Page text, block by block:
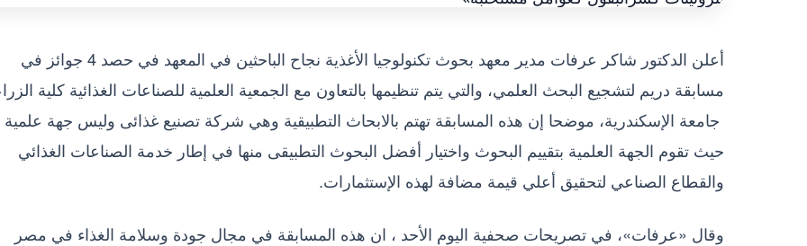
أعلن الدكتور شاكر عرفات مدير معهد بحوث تكنولوجيا الأغذية نجاح الباحثين في المعهد في حصد 4 جوائز في
مسابقة دريم لتشجيع البحث العلمي، والتي يتم تنظيمها بالتعاون مع الجمعية العلمية للصناعات الغذائية كلية
جامعة الإسكندرية، موضحا إن هذه المسابقة تهتم بالابحاث التطبيقية وهي شركة تصنيع غذائى وليس جهة
حيث تقوم الجهة العلمية بتقييم البحوث واختيار أفضل البحوث التطبيقى منها في إطار خدمة الصناعات الغذائي
والقطاع الصناعي لتحقيق أعلي قيمة مضافة لهذه الإستثمارات.
وقال «عرفات»، في تصريحات صحفية اليوم الأحد ، ان هذه المسابقة في مجال جودة وسلامة الغذاء في مصر